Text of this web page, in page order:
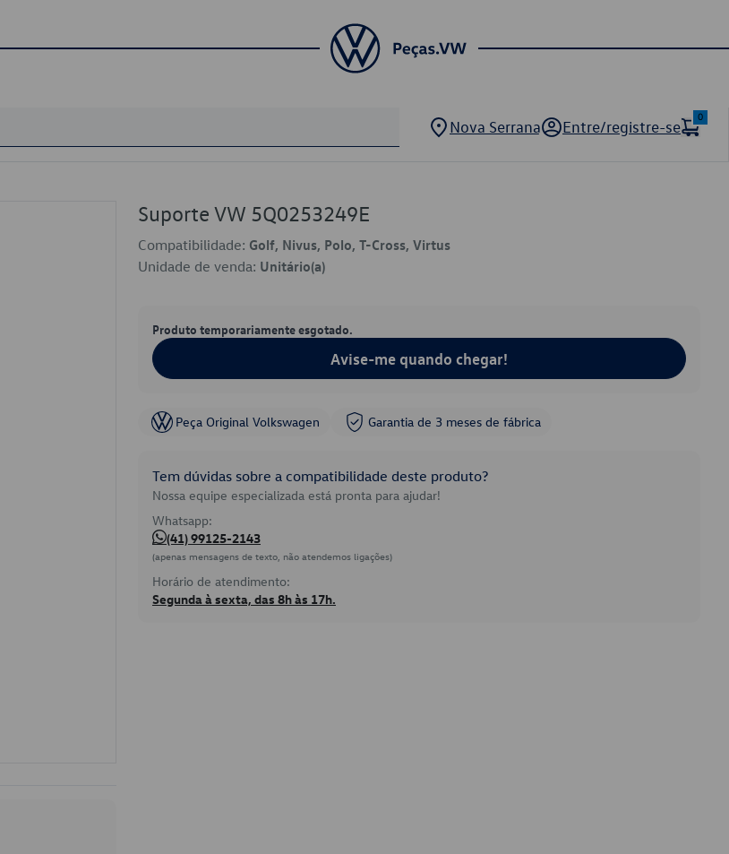
Nova Serrana Entre/registre-se
0
Suporte VW 5Q0253249E
Compatibilidade: Golf, Nivus, Polo, T-Cross, Virtus
Unidade de venda: Unitário(a)
Produto temporariamente esgotado.
Avise-me quando chegar!
Peça Original Volkswagen Garantia de 3 meses de fábrica
Tem dúvidas sobre a compatibilidade deste produto?
Nossa equipe especializada está pronta para ajudar!
Whatsapp:
(41) 99125-2143
(apenas mensagens de texto, não atendemos ligações)
Horário de atendimento:
Segunda à sexta, das 8h às 17h.